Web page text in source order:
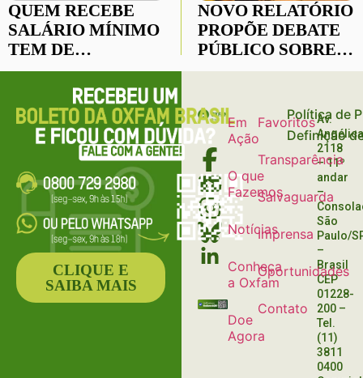
QUEM RECEBE
SALÁRIO MÍNIMO
TEM DE
TRABALHAR 19
ANOS PARA
OBTER MESMA
RENDA QUE UM
SUPER-RICO
GANHA EM UM
MÊS
NOVO RELATÓRIO
PROPÕE DEBATE
PÚBLICO SOBRE
AS
NO PAÍS
Em
Ação
O que
Fazemos
Notícias
Conheça
a Oxfam
Doe
Agora
Favoritos
Transparência
Salvaguarda
Imprensa
Oportunidades
Contato
Política de
Definição
Av.
2118
– 11º
andar
–
São
Paulo/
–
Brasil
CEP
01228-
200 –
Tel.
(11)
3811
0400
CLIQUE E
SAIBA MAIS